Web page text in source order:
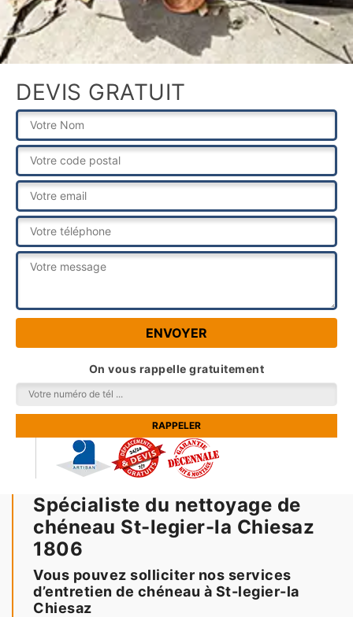
DEVIS GRATUIT
On vous rappelle gratuitement
Spécialiste du nettoyage de
chéneau St-legier-la Chiesaz
1806
Vous pouvez solliciter nos services
d’entretien de chéneau à St-legier-la
Chiesaz